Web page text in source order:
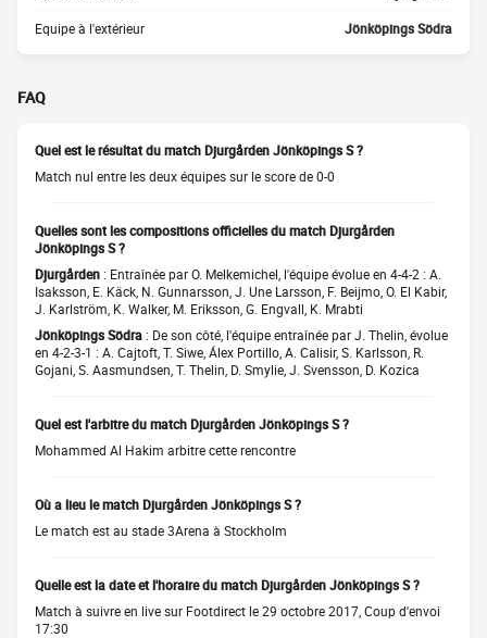
Equipe à l'extérieur Jönköpings Södra
FAQ
Quel est le résultat du match Djurgården Jönköpings S ?
Match nul entre les deux équipes sur le score de 0-0
Quelles sont les compositions officielles du match Djurgården
Jönköpings S ?
Djurgården : Entraînée par O. Melkemichel, l'équipe évolue en 4-4-2 : A.
Isaksson, E. Käck, N. Gunnarsson, J. Une Larsson, F. Beijmo, O. El Kabir,
J. Karlström, K. Walker, M. Eriksson, G. Engvall, K. Mrabti
Jönköpings Södra : De son côté, l'équipe entraînée par J. Thelin, évolue
en 4-2-3-1 : A. Cajtoft, T. Siwe, Álex Portillo, A. Calisir, S. Karlsson, R.
Gojani, S. Aasmundsen, T. Thelin, D. Smylie, J. Svensson, D. Kozica
Quel est l'arbitre du match Djurgården Jönköpings S ?
Mohammed Al Hakim arbitre cette rencontre
Où a lieu le match Djurgården Jönköpings S ?
Le match est au stade 3Arena à Stockholm
Quelle est la date et l'horaire du match Djurgården Jönköpings S ?
Match à suivre en live sur Footdirect le 29 octobre 2017, Coup d'envoi
17:30